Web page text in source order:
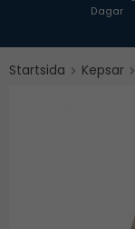
Dagar
Startsida Kepsar